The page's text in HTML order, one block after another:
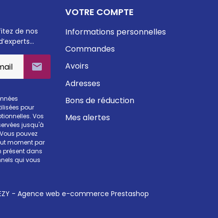
de nos

pour
Vos
jusqu'à
pouvez
moment par
présent dans
qui vous
VOTRE COMPTE
Informations personnelles
Commandes
Avoirs
Adresses
Bons de réduction
Mes alertes
- Agence web e-commerce Prestashop